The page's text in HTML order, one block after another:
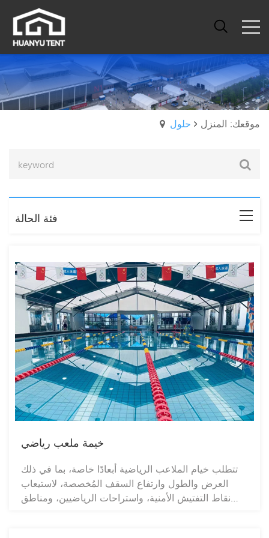
موقعك: المنزل حلول
فئة الحالة
خيمة ملعب رياضي
تتطلب خيام الملاعب الرياضية أبعادًا خاصة، بما في ذلك
العرض والطول وارتفاع السقف المُخصصة، لاستيعاب
نقاط التفتيش الأمنية، واستراحات الرياضيين، ومناطق